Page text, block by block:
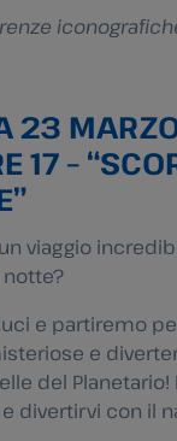
23
17 –
viaggio
e partiremo
e
del Planetario!
divertirvi con il